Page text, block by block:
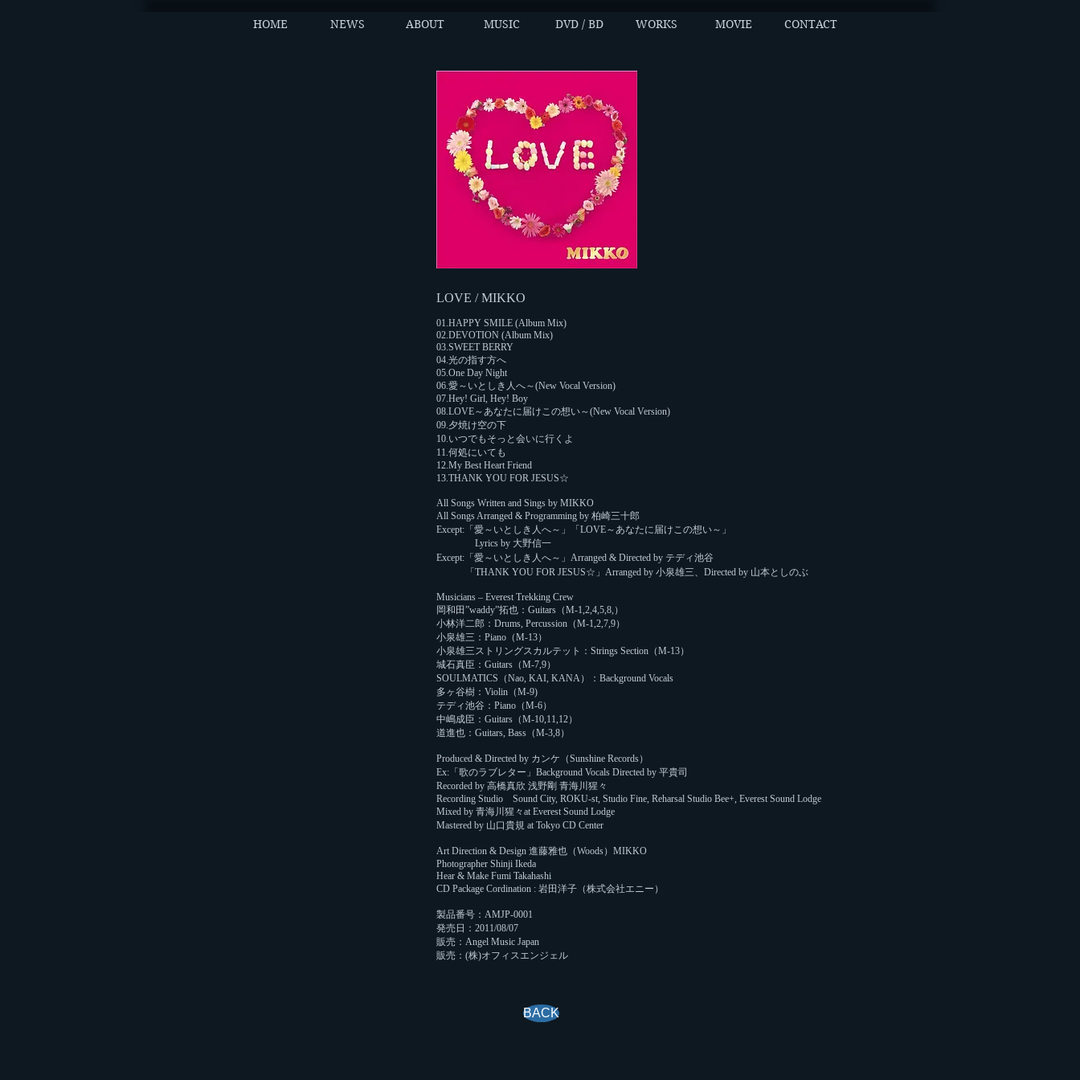
HOME NEWS ABOUT MUSIC DVD / BD WORKS MOVIE CONTACT
LOVE / MIKKO
01.HAPPY SMILE (Album Mix)
02.DEVOTION (Album Mix)
03.SWEET BERRY
04.光の指す方へ
05.One Day Night
06.愛～いとしき人へ～(New Vocal Version)
07.Hey! Girl, Hey! Boy
08.LOVE～あなたに届けこの想い～(New Vocal Version)
09.夕焼け空の下
10.いつでもそっと会いに行くよ
11.何処にいても
12.My Best Heart Friend
13.THANK YOU FOR JESUS☆
All Songs Written and Sings by MIKKO
All Songs Arranged & Programming by 柏崎三十郎
Except:「愛～いとしき人へ～」「LOVE～あなたに届けこの想い～」
Lyrics by 大野信一
Except:「愛～いとしき人へ～」Arranged & Directed by テディ池谷
「 THANK YOU FOR JESUS☆」Arranged by 小泉雄三、Directed by 山本としのぶ
Musicians – Everest Trekking Crew
岡和田”waddy”拓也：Guitars（M-1,2,4,5,8,）
小林洋二郎：Drums, Percussion（M-1,2,7,9）
小泉雄三：Piano（M-13）
小泉雄三ストリングスカルテット：Strings Section（M-13）
城石真臣：Guitars（M-7,9）
SOULMATICS（Nao, KAI, KANA）：Background Vocals
多ヶ谷樹：Violin（M-9)
テディ池谷：Piano（M-6）
中嶋成臣：Guitars（M-10,11,12）
道進也：Guitars, Bass（M-3,8）
Produced & Directed by カンケ（Sunshine Records）
Ex:「歌のラブレター」Background Vocals Directed by 平貴司
Recorded by 高橋真欣 浅野剛 青海川猩々
Recording Studio Sound City, ROKU-st, Studio Fine, Reharsal Studio Bee+, Everest Sound Lodge
Mixed by 青海川猩々at Everest Sound Lodge
Mastered by 山口貴規 at Tokyo CD Center
Art Direction & Design 進藤雅也（Woods）MIKKO
Photographer Shinji Ikeda
Hear & Make Fumi Takahashi
CD Package Cordination : 岩田洋子（株式会社エニー）
製品番号：AMJP-0001
発売日：2011/08/07
販売：Angel Music Japan
販売：(株)オフィスエンジェル
BACK